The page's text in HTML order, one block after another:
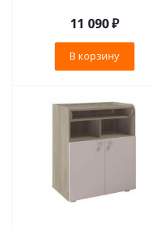
11 090₽
В корзину